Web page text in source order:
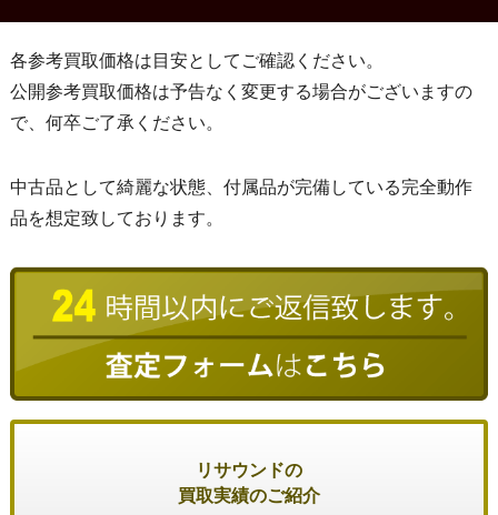
各参考買取価格は目安としてご確認ください。
公開参考買取価格は予告なく変更する場合がございますの
で、何卒ご了承ください。
中古品として綺麗な状態、付属品が完備している完全動作
品を想定致しております。
リサウンドの
買取実績のご紹介